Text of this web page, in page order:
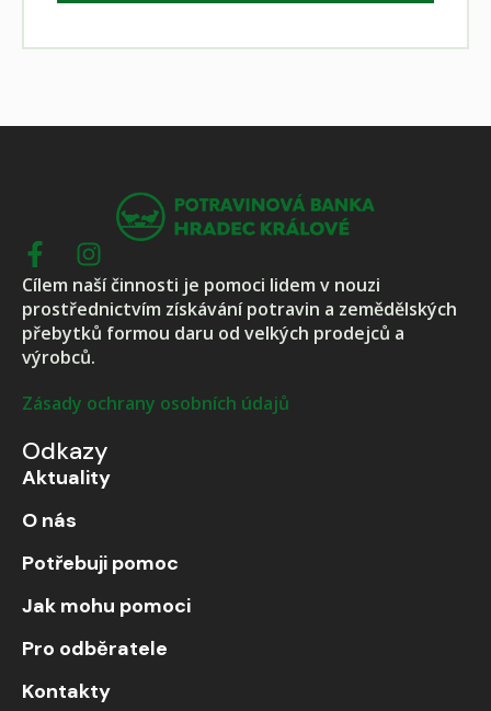
Cílem naší činnosti je pomoci lidem v nouzi
prostřednictvím získávání potravin a zemědělských
přebytků formou daru od velkých prodejců a
výrobců.
Zásady ochrany osobních údajů
Odkazy
Aktuality
O nás
Potřebuji pomoc
Jak mohu pomoci
Pro odběratele
Kontakty